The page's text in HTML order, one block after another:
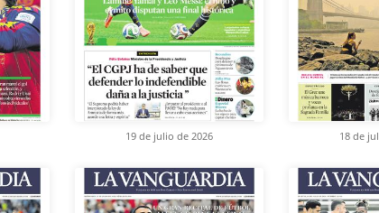
19 de julio de 2026 18 de